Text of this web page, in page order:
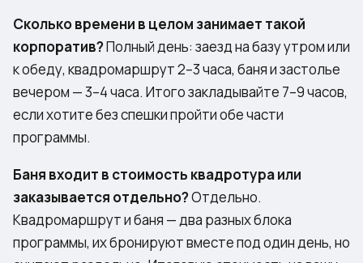
Сколько времени в целом занимает такой
корпоратив?Полный день: заезд на базу утром или
к обеду, квадромаршрут 2–3 часа, баня и застолье
вечером — 3–4 часа. Итого закладывайте 7–9 часов,
если хотите без спешки пройти обе части
программы.
Баня входит в стоимость квадротура или
заказывается отдельно?Отдельно.
Квадромаршрут и баня — два разных блока
программы, их бронируют вместе под один день, но